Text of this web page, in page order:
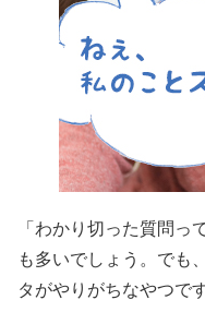
「わかり切った質問っ
も多いでしょう。でも
タがやりがちなやつです